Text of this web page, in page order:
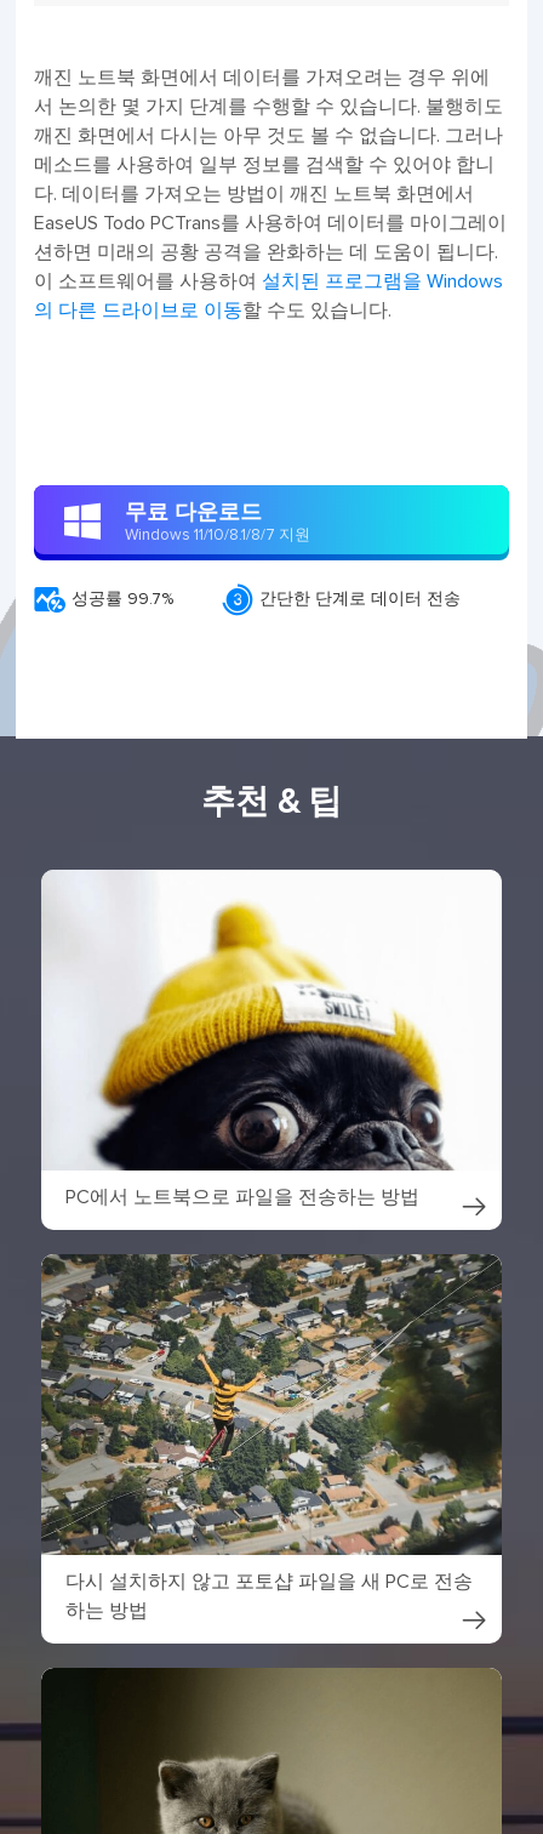
깨진 노트북 화면에서 데이터를 가져오려는 경우 위에
서 논의한 몇 가지 단계를 수행할 수 있습니다. 불행히도
깨진 화면에서 다시는 아무 것도 볼 수 없습니다. 그러나
메소드를 사용하여 일부 정보를 검색할 수 있어야 합니
다. 데이터를 가져오는 방법이 깨진 노트북 화면에서
EaseUS Todo PCTrans를 사용하여 데이터를 마이그레이
션하면 미래의 공황 공격을 완화하는 데 도움이 됩니다.
이 소프트웨어를 사용하여 설치된 프로그램을 Windows
의 다른 드라이브로 이동할 수도 있습니다.
 무료 다운로드
Windows 11/10/8.1/8/7 지원
 성공률 99.7%  간단한 단계로 데이터 전송
추천 & 팁
PC에서 노트북으로 파일을 전송하는 방법 
다시 설치하지 않고 포토샵 파일을 새 PC로 전송
하는 방법
